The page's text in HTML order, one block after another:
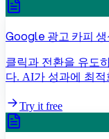
Google 광고 카피 생
클릭과 전환을 유도
다. AI가 성과에 최
Try it free